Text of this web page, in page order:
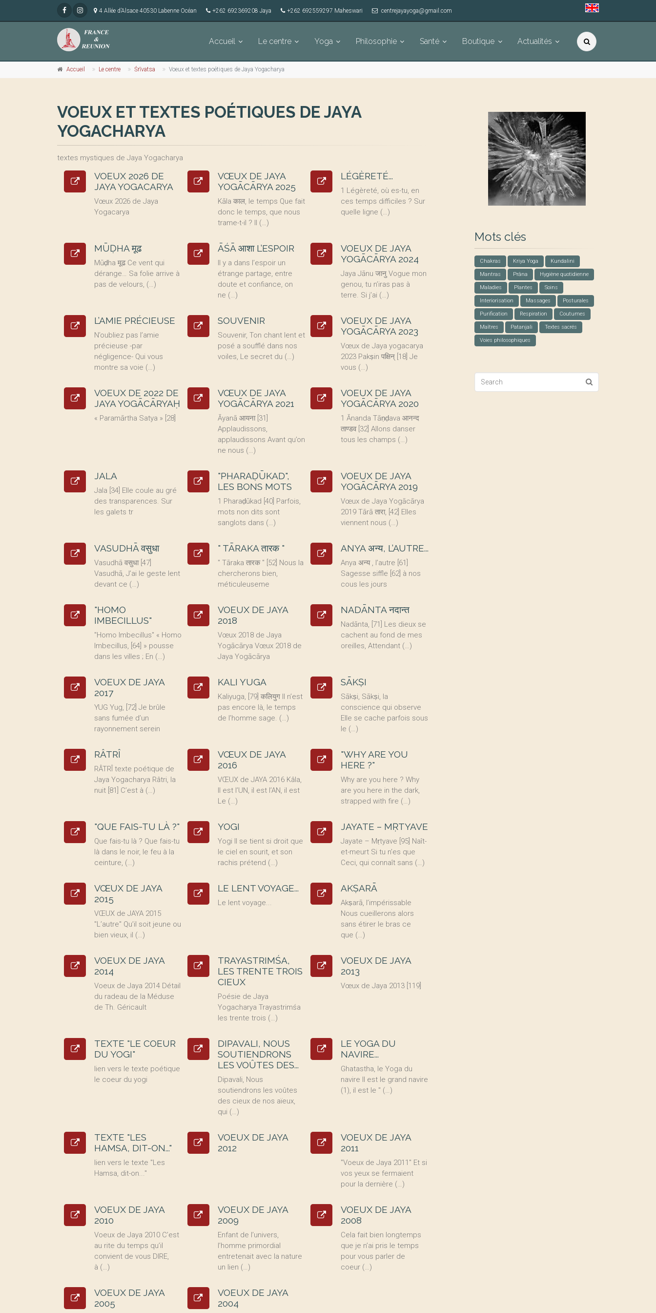
4 Allée d’Alsace 40530 Labenne Océan +262 692369208 Jaya +262 692559297 Maheswari centrejayayoga@gmail.com
Accueil Le centre Yoga Philosophie Santé Boutique Actualités
Accueil Le centre Śrīvatsa Voeux et textes poétiques de Jaya Yogacharya
VOEUX ET TEXTES POÉTIQUES DE JAYA
YOGACHARYA
textes mystiques de Jaya Yogacharya
VOEUX 2026 DE
JAYA YOGACARYA
Vœux 2026 de Jaya
Yogacarya
VŒUX DE JAYA
YOGĀCĀRYA 2025
Kāla काल, le temps Que fait
donc le temps, que nous
trame-t-il ? Il (…)
LÉGÈRETÉ...
1 Légèreté, où es-tu, en
ces temps difficiles ? Sur
quelle ligne (…)
MŪḌHA मूढ
Mūḍha मूढ Ce vent qui
dérange… Sa folie arrive à
pas de velours, (…)
ĀŚĀ आशा L’ESPOIR
Il y a dans l’espoir un
étrange partage, entre
doute et confiance, on
ne (…)
VOEUX DE JAYA
YOGĀCĀRYA 2024
Jaya Jānu जानु Vogue mon
genou, tu n’iras pas à
terre. Si j’ai (…)
L’AMIE PRÉCIEUSE
N’oubliez pas l’amie
précieuse -par
négligence- Qui vous
montre sa voie (…)
SOUVENIR
Souvenir, Ton chant lent et
posé a soufflé dans nos
voiles, Le secret du (…)
VOEUX DE JAYA
YOGĀCĀRYA 2023
Vœux de Jaya yogacarya
2023 Pakṣin पक्षिन् [18] Je
vous (…)
VOEUX DE 2022 DE
JAYA YOGĀCĀRYAḤ
« Paramārtha Satya » [28]
VŒUX DE JAYA
YOGĀCĀRYA 2021
Āyanā आयना [31]
Applaudissons,
applaudissons Avant qu’on
ne nous (…)
VOEUX DE JAYA
YOGĀCĀRYA 2020
1 Ānanda Tāṇḍava आनन्द
ताण्डव [32] Allons danser
tous les champs (…)
JALA
Jala [34] Elle coule au gré
des transparences. Sur
les galets tr
"PHARAḌŪKAD",
LES BONS MOTS
1 Pharaḍūkad [40] Parfois,
mots non dits sont
sanglots dans (…)
VOEUX DE JAYA
YOGĀCĀRYA 2019
Vœux de Jaya Yogācārya
2019 Tārā तारा, [42] Elles
viennent nous (…)
VASUDHĀ वसुधा
Vasudhā वसुधा [47]
Vasudhā, J’ai le geste lent
devant ce (…)
" TĀRAKA तारक "
" Tāraka तारक " [52] Nous la
chercherons bien,
méticuleuseme
ANYA अन्य, L’AUTRE...
Anya अन्य , l’autre [61]
Sagesse siffle [62] à nos
cous les jours
"HOMO
IMBECILLUS"
"Homo Imbecillus" « Homo
Imbecillus, [64] » pousse
dans les villes ; En (…)
VOEUX DE JAYA
2018
Vœux 2018 de Jaya
Yogācārya Vœux 2018 de
Jaya Yogācārya
NADĀNTA नदान्त
Nadānta, [71] Les dieux se
cachent au fond de mes
oreilles, Attendant (…)
VOEUX DE JAYA
2017
YUG Yug, [72] Je brûle
sans fumée d’un
rayonnement serein
KALI YUGA
Kaliyuga, [79] कलियुग Il n’est
pas encore là, le temps
de l’homme sage. (…)
SĀKṢI
Sākṣi, Sākṣi, la
conscience qui observe
Elle se cache parfois sous
le (…)
RÂTRÎ
RÂTRÎ texte poétique de
Jaya Yogacharya Râtri, la
nuit [81] C’est à (…)
VŒUX DE JAYA
2016
VŒUX de JAYA 2016 Kâla,
Il est l’UN, il est l’AN, il est
Le (…)
"WHY ARE YOU
HERE ?"
Why are you here ? Why
are you here in the dark,
strapped with fire (…)
"QUE FAIS-TU LÀ ?"
Que fais-tu là ? Que fais-tu
là dans le noir, le feu à la
ceinture, (…)
YOGI
Yogi Il se tient si droit que
le ciel en sourit, et son
rachis prétend (…)
JAYATE – MṚTYAVE
Jayate – Mṛtyave [95] Naît-
et-meurt Si tu n’es que
Ceci, qui connaît sans (…)
VŒUX DE JAYA
2015
VŒUX de JAYA 2015
"L’autre" Qu’il soit jeune ou
bien vieux, il (…)
LE LENT VOYAGE...
Le lent voyage...
AKṢARĀ
Akṣarā, l’impérissable
Nous cueillerons alors
sans étirer le bras ce
que (…)
VOEUX DE JAYA
2014
Voeux de Jaya 2014 Détail
du radeau de la Méduse
de Th. Géricault
TRAYASTRIMŚA,
LES TRENTE TROIS
CIEUX
Poésie de Jaya
Yogacharya Trayastrimśa
les trente trois (…)
VOEUX DE JAYA
2013
Vœux de Jaya 2013 [119]
TEXTE "LE COEUR
DU YOGI"
lien vers le texte poétique
le coeur du yogi
DIPAVALI, NOUS
SOUTIENDRONS
LES VOÛTES DES...
Dipavali, Nous
soutiendrons les voûtes
des cieux de nos aïeux,
qui (…)
LE YOGA DU
NAVIRE...
Ghatastha, le Yoga du
navire Il est le grand navire
(1), il est le " (…)
TEXTE "LES
HAMSA, DIT-ON..."
lien vers le texte "Les
Hamsa, dit-on..."
VOEUX DE JAYA
2012
VOEUX DE JAYA
2011
"Voeux de Jaya 2011" Et si
vos yeux se fermaient
pour la dernière (…)
VOEUX DE JAYA
2010
Voeux de Jaya 2010 C’est
au rite du temps qu’il
convient de vous DIRE,
à (…)
VOEUX DE JAYA
2009
Enfant de l’univers,
l’homme primordial
entretenait avec la nature
un lien (…)
VOEUX DE JAYA
2008
Cela fait bien longtemps
que je n’ai pris le temps
pour vous parler de
coeur (…)
VOEUX DE JAYA
2005
VOEUX DE JAYA
2004
Mots clés
Chakras Kriya Yoga Kundalini
Mantras Prâna Hygiène quotidienne
Maladies Plantes Soins
Interiorisation Massages Posturales
Purification Respiration Coutumes
Maîtres Patanjali Textes sacrés
Voies philosophiques